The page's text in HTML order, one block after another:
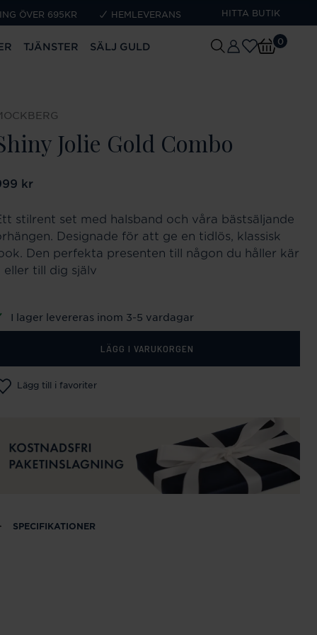
ÖVER 695KR HEMLEVERANS HITTA BUTIK
TJÄNSTER SÄLJ GULD 0
Jolie Gold Combo
:999 kr
kr
stilrent set med halsband och våra bästsäljande
Designade för att ge en tidlös, klassisk
Den perfekta presenten till någon du håller kär
eller till dig själv
I lager levereras inom 3-5 vardagar
LÄGG I VARUKORGEN
Lägg till i favoriter
SPECIFIKATIONER